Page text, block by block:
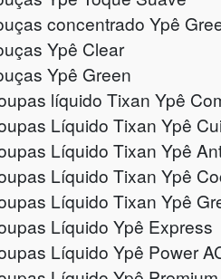
concentrado Ypê
Ypê Clear
Ypê Green
líquido Tixan Ypê
Líquido Tixan Ypê
Líquido Tixan Ypê
Líquido Tixan Ypê
Líquido Tixan Ypê
Líquido Ypê Express
Líquido Ypê Power